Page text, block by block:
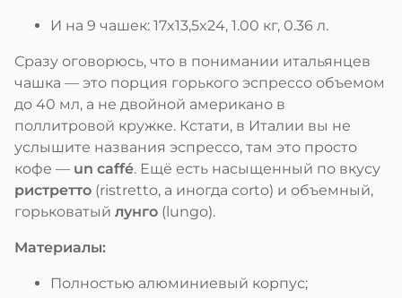
И на 9 чашек: 17x13,5x24, 1.00 кг, 0.36 л.
Сразу оговорюсь, что в понимании итальянцев
чашка — это порция горького эспрессо объемом
до 40 мл, а не двойной американо в
поллитровой кружке. Кстати, в Италии вы не
услышите названия эспрессо, там это просто
кофе — un caffé. Ещё есть насыщенный по вкусу
ристретто (ristretto, а иногда corto) и объемный,
горьковатый лунго (lungo).
Материалы:
Полностью алюминиевый корпус;